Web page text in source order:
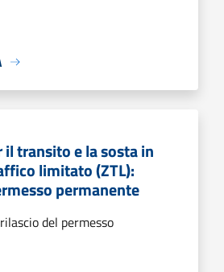
il transito e la sosta in
limitato (ZTL):
permanente
del permesso